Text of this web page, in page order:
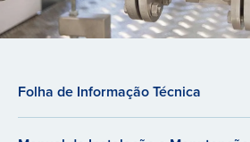
Folha de Informação Técnica